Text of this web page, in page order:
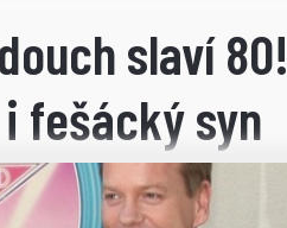
slaví 80!
i fešácký syn